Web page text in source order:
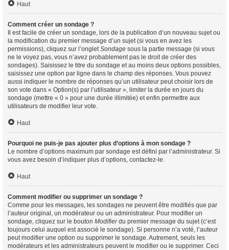
Haut
Comment créer un sondage ?
Il est facile de créer un sondage, lors de la publication d’un nouveau sujet ou
la modification du premier message d’un sujet (si vous en avez les
permissions), cliquez sur l’ongletSondage sous la partie message (si vous
ne le voyez pas, vous n’avez probablement pas le droit de créer des
sondages). Saisissez le titre du sondage et au moins deux options possibles,
saisissez une option par ligne dans le champ des réponses. Vous pouvez
aussi indiquer le nombre de réponses qu’un utilisateur peut choisir lors de
son vote dans « Option(s) par l’utilisateur », limiter la durée en jours du
sondage (mettre « 0 » pour une durée illimitée) et enfin permettre aux
utilisateurs de modifier leur vote.
Haut
Pourquoi ne puis-je pas ajouter plus d’options à mon sondage ?
Le nombre d’options maximum par sondage est défini par l’administrateur. Si
vous avez besoin d’indiquer plus d’options, contactez-le.
Haut
Comment modifier ou supprimer un sondage ?
Comme pour les messages, les sondages ne peuvent être modifiés que par
l’auteur original, un modérateur ou un administrateur. Pour modifier un
sondage, cliquez sur le bouton Modifierdu premier message du sujet (c’est
toujours celui auquel est associé le sondage). Si personne n’a voté, l’auteur
peut modifier une option ou supprimer le sondage. Autrement, seuls les
modérateurs et les administrateurs peuvent le modifier ou le supprimer. Ceci